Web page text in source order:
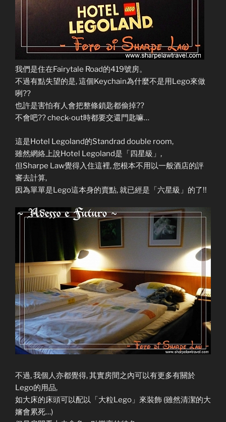
我們是住在Fairytale Road的419號房。
不過有點失望的是, 這個Keychain為什麼不是用Lego來做
咧??
也許是害怕有人會把整條鎖匙都偷掉??
不會吧?? check-out時都要交還門匙嘛…
這是Hotel Legoland的Standrad double room,
雖然網絡上說Hotel Legoland是「四星級」,
但Sharpe Law覺得入住這裡, 您根本不用以一般酒店的評
審去計算,
因為單單是Lego這本身的賣點, 就已經是「六星級」的了!!
不過, 我個人亦都覺得, 其實房間之內可以有更多有關於
Lego的用品,
如大床的床頭可以配以「大粒Lego」來裝飾 (雖然清潔的大
嬸會累死…)